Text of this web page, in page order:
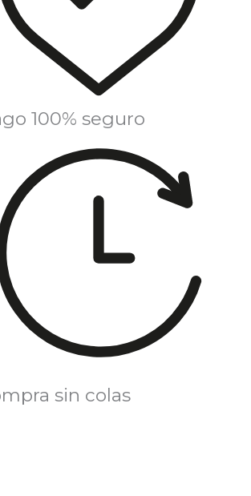
100% seguro
sin colas